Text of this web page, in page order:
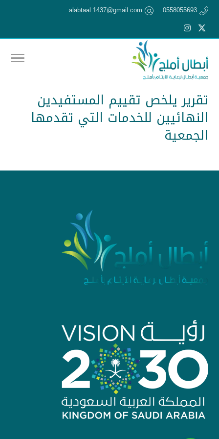
0558055693
alabtaal.1437@gmail.com
تقرير يلخص تقييم المستفيدين
النهائيين للخدمات التي تقدمها
الجمعية